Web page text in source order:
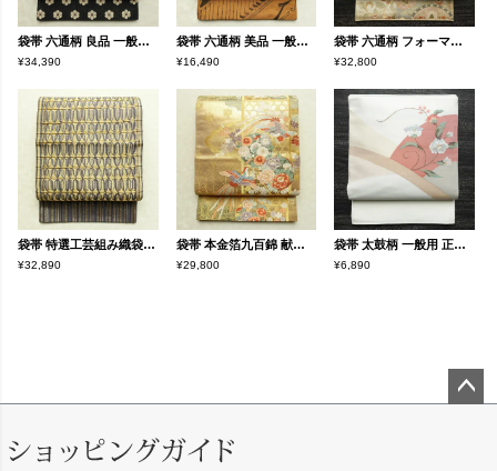
袋帯 六通柄 良品 一般用 正絹 花柄 リサイクル帯 帯 モダン 洒落 黒
¥34,390
袋帯 六通柄 美品 一般用 正絹 幾何学柄・抽象柄 帯 黄・黄土色
¥16,490
袋帯 六通柄 フォーマル用 正絹 木の葉・植物柄 リサイクル帯 帯 箔 入学式 卒業式 結婚式 七五三 お宮参り 金・銀
¥32,800
袋帯 特選工芸組み織袋帯 ひなや 太鼓柄 良品 フォーマル用 正絹 縞柄・線柄 金糸 帯 紫・藤色
¥32,890
袋帯 本金箔九百錦 献上彩花輪 六通柄 フォーマル用 正絹 古典柄 箔 金糸 帯 金・銀
¥29,800
袋帯 太鼓柄 一般用 正絹 花柄 帯 上品 白
¥6,890